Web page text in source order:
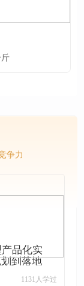
争力
品化实
到落地
1131人学过